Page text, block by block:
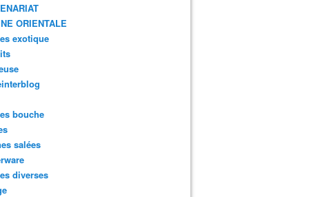
ORIENTALE
exotique
bouche
salées
diverses